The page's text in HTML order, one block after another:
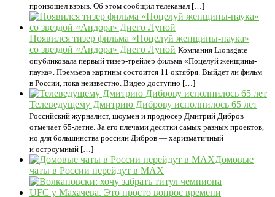
произошел взрыв. Об этом сообщил телеканал […]
Появился тизер фильма «Поцелуй женщины-паука»
со звездой «Андора» Диего Луной Компания Lionsgate
опубликовала первый тизер-трейлер фильма «Поцелуй женщины-
паука». Премьера картины состоится 11 октября. Выйдет ли фильм
в России, пока неизвестно. Видео доступно […]
Телеведущему Дмитрию Диброву исполнилось 65 лет
Российский журналист, шоумен и продюсер Дмитрий Дибров
отмечает 65-летие. За его плечами десятки самых разных проектов,
но для большинства россиян Дибров — харизматичный
и остроумный […]
Домовые
чаты в России перейдут в MAX